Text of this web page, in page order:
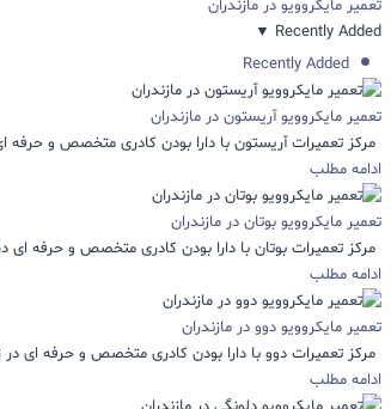
تعمیر مایکروویو در مازندران
Recently Added
▼
Recently Added
تعمیر مایکروویو آریستون در مازندران
مرکز تعمیرات آریستون با دارا بودن کادری متخصص و حرفه
ادامه مطلب
تعمیر مایکروویو بوتان در مازندران
مرکز تعمیرات بوتان با دارا بودن کادری متخصص و حرفه ای
ادامه مطلب
تعمیر مایکروویو دوو در مازندران
مرکز تعمیرات دوو با دارا بودن کادری متخصص و حرفه ای در
ادامه مطلب